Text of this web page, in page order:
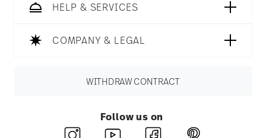
HELP & SERVICES
COMPANY & LEGAL
WITHDRAW CONTRACT
Follow us on